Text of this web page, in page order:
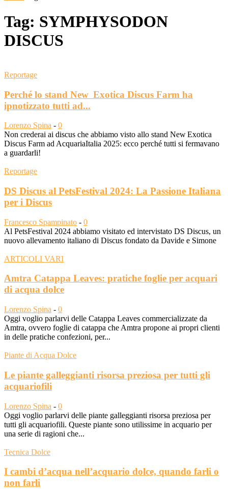
Tag: SYMPHYSODON
DISCUS
Reportage
Perché lo stand New Exotica Discus Farm ha
ipnotizzato tutti ad...
Lorenzo Spina - 0
Non crederai ai discus che abbiamo visto allo stand New Exotica
Discus Farm ad AcquariaItalia 2025: ecco perché tutti si fermavano
a guardarli!
Reportage
DS Discus al PetsFestival 2024: La Passione Italiana
per i Discus
Francesco Spampinato - 0
Al PetsFestival 2024 abbiamo visitato ed intervistato DS Discus, un
nuovo allevamento italiano di Discus fondato da Davide e Simone
ARTICOLI VARI
Amtra Catappa Leaves: pratiche foglie per acquari
di acqua dolce
Lorenzo Spina - 0
Oggi voglio parlarvi delle Catappa Leaves commercializzate da
Amtra, ovvero foglie di catappa che Amtra propone ai propri clienti
in delle pratiche confezioni, per...
Piante di Acqua Dolce
Le piante galleggianti risorsa preziosa per tutti gli
acquariofili
Lorenzo Spina - 0
Oggi voglio parlarvi delle piante galleggianti risorsa preziosa per
tutti gli acquariofili. Queste piante sono utilissime in acquario per
una serie di ragioni che...
Tecnica Dolce
I cambi d’acqua nell’acquario dolce, quando farli o
non farli